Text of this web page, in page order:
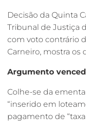
Decisão da Quinta
Tribunal de Justiça
com voto contrário
Carneiro, mostra os
Argumento
Colhe-se da
“inserido em
pagamento de